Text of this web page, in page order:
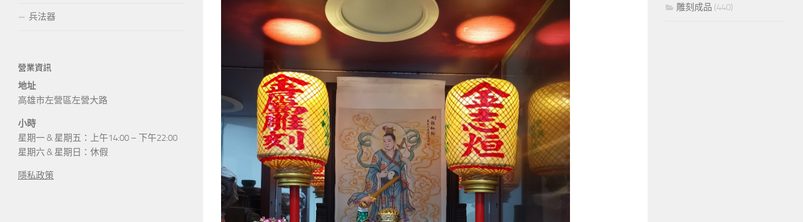
兵法器
營業資訊
地址
高雄市左營區左營大路
小時
星期一 & 星期五：上午14:00 – 下午22:00
星期六 & 星期日：休假
隱私政策
雕刻成品 (440)